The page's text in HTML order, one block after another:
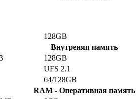
128GB
Внутреняя память
128GB
UFS 2.1
64/128GB
RAM - Оперативная память